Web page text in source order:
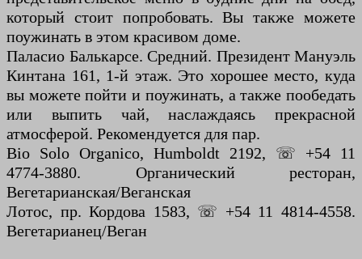
который стоит попробовать. Вы также можете
поужинать в этом красивом доме.
Паласио Балькарсе. Средний. Президент Мануэль
Кинтана 161, 1-й этаж. Это хорошее место, куда
вы можете пойти и поужинать, а также пообедать
или выпить чай, наслаждаясь прекрасной
атмосферой. Рекомендуется для пар.
Bio Solo Organico, Humboldt 2192, ☏ +54 11
4774-3880. Органический ресторан,
Вегетарианская/Веганская
Лотос, пр. Кордова 1583, ☏ +54 11 4814-4558.
Вегетарианец/Веган